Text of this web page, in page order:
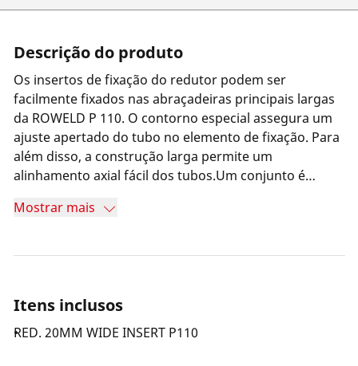
Descrição do produto
Os insertos de fixação do redutor podem ser
facilmente fixados nas abraçadeiras principais largas
da ROWELD P 110. O contorno especial assegura um
ajuste apertado do tubo no elemento de fixação. Para
além disso, a construção larga permite um
alinhamento axial fácil dos tubos.Um conjunto é
Mostrar mais
Itens inclusos
RED. 20MM WIDE INSERT P110